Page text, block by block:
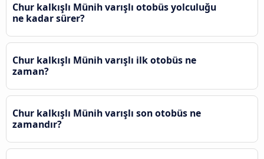
Chur kalkışlı Münih varışlı otobüs yolculuğu
ne kadar sürer?
Chur kalkışlı Münih varışlı ilk otobüs ne
zaman?
Chur kalkışlı Münih varışlı son otobüs ne
zamandır?